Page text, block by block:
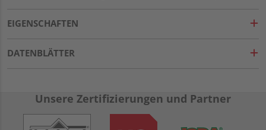
EIGENSCHAFTEN
DATENBLÄTTER
Unsere Zertifizierungen und Partner